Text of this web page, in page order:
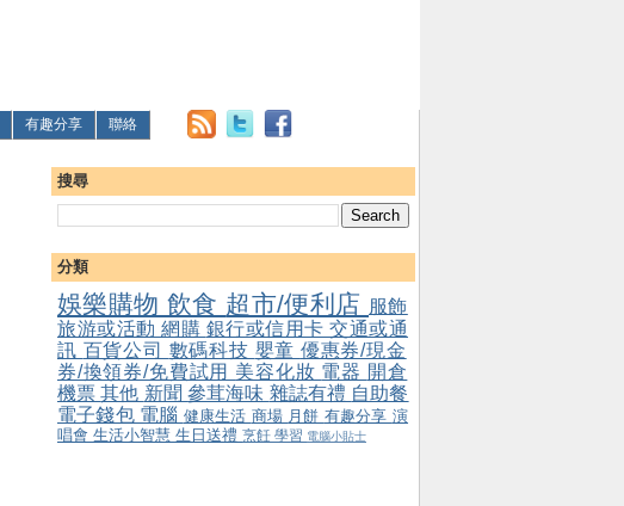
有趣分享 聯絡
搜尋
分類
娛樂購物 飲食 超市/便利店 服飾
旅游或活動 網購 銀行或信用卡 交通或通
訊 百貨公司 數碼科技 嬰童 優惠券/現金
券/換領券/免費試用 美容化妝 電器 開倉
機票其他 新聞參茸海味 雜誌有禮 自助餐
電子錢包 電腦 健康生活 商場 月餅 有趣分享 演
唱會 生活小智慧 生日送禮 烹飪 學習 電腦小貼士